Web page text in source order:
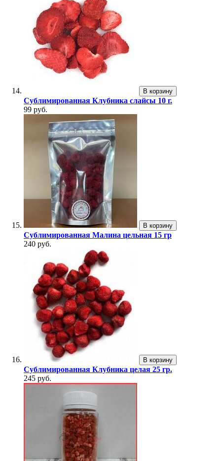
В корзину
Сублимированная Клубника слайсы 10 г.
99 руб.
В корзину
Сублимированная Малина цельная 15 гр
240 руб.
В корзину
Сублимированная Клубника целая 25 гр.
245 руб.